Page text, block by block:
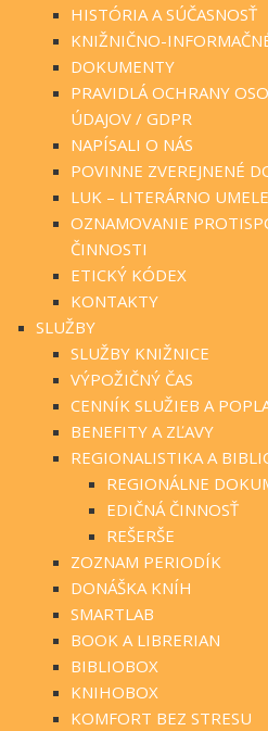
HISTÓRIA A SÚČASNOSŤ
KNIŽNIČNO-
DOKUMENTY
PRAVIDLÁ OCHRANY
ÚDAJOV / GDPR
NAPÍSALI O NÁS
POVINNE ZVEREJNENÉ
LUK – LITERÁRNO
OZNAMOVANIE
ČINNOSTI
ETICKÝ KÓDEX
KONTAKTY
SLUŽBY
SLUŽBY KNIŽNICE
VÝPOŽIČNÝ ČAS
CENNÍK SLUŽIEB A
BENEFITY A ZĽAVY
REGIONALISTIKA A
REGIONÁLNE
EDIČNÁ ČINNOSŤ
REŠERŠE
ZOZNAM PERIODÍK
DONÁŠKA KNÍH
SMARTLAB
BOOK A LIBRERIAN
BIBLIOBOX
KNIHOBOX
KOMFORT BEZ STRESU